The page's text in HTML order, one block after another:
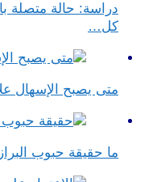
دراسة: حالة متصلة
كل…
متى يصبح الإسهال
ما حقيقة حبوب